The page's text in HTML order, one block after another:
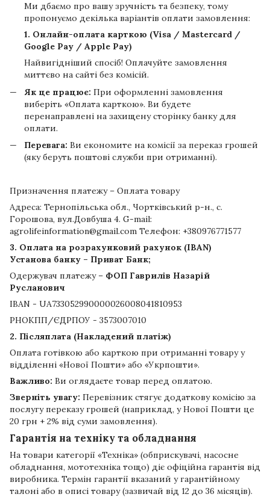
Ми дбаємо про вашу зручність та безпеку, тому
пропонуємо декілька варіантів оплати замовлення:
1. Онлайн-оплата карткою (Visa / Mastercard /
Google Pay / Apple Pay)
Найвигідніший спосіб! Оплачуйте замовлення
миттєво на сайті без комісій.
Як це працює: При оформленні замовлення
виберіть «Оплата карткою». Ви будете
перенаправлені на захищену сторінку банку для
оплати.
Перевага: Ви економите на комісії за переказ грошей
(яку беруть поштові служби при отриманні).
Призначення платежу – Оплата товару
Адреса: Тернопільська обл., Чортківський р-н., с.
Горошова, вул.Довбуша 4. G-mail:
agrolifeinformation@gmail.com Телефон: +380976771577
3. Оплата на розрахунковий рахунок (IBAN)
Установа банку – Приват Банк;
Одержувач платежу – ФОП Гаврилів Назарій
Русланович
IBAN - UA733052990000026008041810953
РНОКПП/ЄДРПОУ - 3573007010
2. Післяплата (Накладений платіж)
Оплата готівкою або карткою при отриманні товару у
відділенні «Нової Пошти» або «Укрпошти».
Важливо: Ви оглядаєте товар перед оплатою.
Зверніть увагу: Перевізник стягує додаткову комісію за
послугу переказу грошей (наприклад, у Нової Пошти це
20 грн + 2% від суми замовлення).
Гарантія на техніку та обладнання
На товари категорії «Техніка» (обприскувачі, насосне
обладнання, мототехніка тощо) діє офіційна гарантія від
виробника. Термін гарантії вказаний у гарантійному
талоні або в описі товару (зазвичай від 12 до 36 місяців).